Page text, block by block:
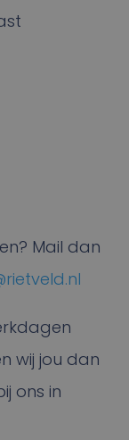
Mail dan
wij jou dan
ons in